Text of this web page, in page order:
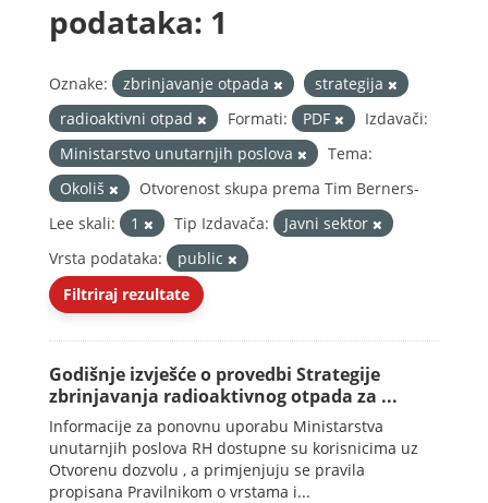
podataka: 1
Oznake: zbrinjavanje otpada
strategija
radioaktivni otpad
Formati: PDF
Izdavači:
Ministarstvo unutarnjih poslova
Tema:
Okoliš
Otvorenost skupa prema Tim Berners-
Lee skali:
1 Tip Izdavača:
Javni sektor
Vrsta podataka:
public
Filtriraj rezultate
Godišnje izvješće o provedbi Strategije
zbrinjavanja radioaktivnog otpada za ...
Informacije za ponovnu uporabu Ministarstva
unutarnjih poslova RH dostupne su korisnicima uz
Otvorenu dozvolu , a primjenjuju se pravila
propisana Pravilnikom o vrstama i...